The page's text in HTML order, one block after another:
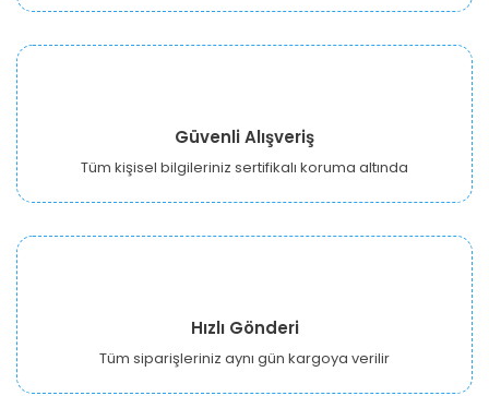
Güvenli Alışveriş
Tüm kişisel bilgileriniz sertifikalı koruma altında
Hızlı Gönderi
Tüm siparişleriniz aynı gün kargoya verilir